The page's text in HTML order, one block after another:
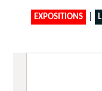
EXPOSITIONS